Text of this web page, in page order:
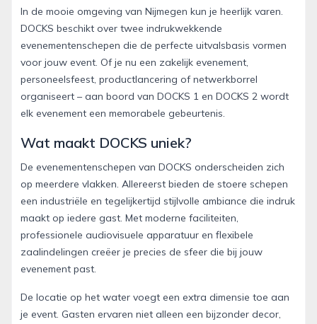
In de mooie omgeving van Nijmegen kun je heerlijk varen.
DOCKS beschikt over twee indrukwekkende
evenementenschepen die de perfecte uitvalsbasis vormen
voor jouw event. Of je nu een zakelijk evenement,
personeelsfeest, productlancering of netwerkborrel
organiseert – aan boord van DOCKS 1 en DOCKS 2 wordt
elk evenement een memorabele gebeurtenis.
Wat maakt DOCKS uniek?
De evenementenschepen van DOCKS onderscheiden zich
op meerdere vlakken. Allereerst bieden de stoere schepen
een industriële en tegelijkertijd stijlvolle ambiance die indruk
maakt op iedere gast. Met moderne faciliteiten,
professionele audiovisuele apparatuur en flexibele
zaalindelingen creëer je precies de sfeer die bij jouw
evenement past.
De locatie op het water voegt een extra dimensie toe aan
je event. Gasten ervaren niet alleen een bijzonder decor,